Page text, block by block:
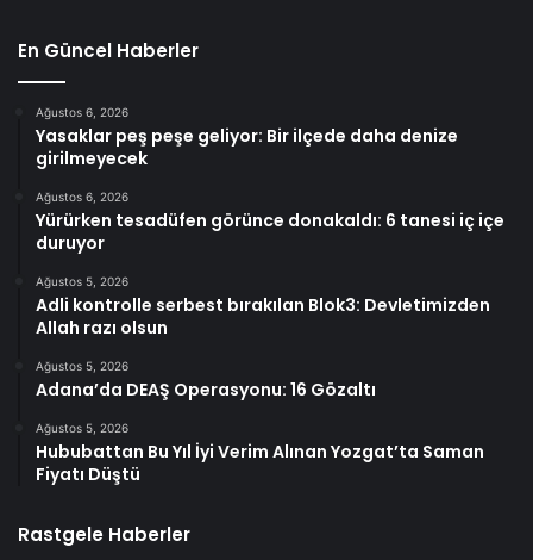
En Güncel Haberler
Ağustos 6, 2026
Yasaklar peş peşe geliyor: Bir ilçede daha denize
girilmeyecek
Ağustos 6, 2026
Yürürken tesadüfen görünce donakaldı: 6 tanesi iç içe
duruyor
Ağustos 5, 2026
Adli kontrolle serbest bırakılan Blok3: Devletimizden
Allah razı olsun
Ağustos 5, 2026
Adana’da DEAŞ Operasyonu: 16 Gözaltı
Ağustos 5, 2026
Hububattan Bu Yıl İyi Verim Alınan Yozgat’ta Saman
Fiyatı Düştü
Rastgele Haberler